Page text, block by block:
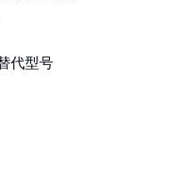
代型号